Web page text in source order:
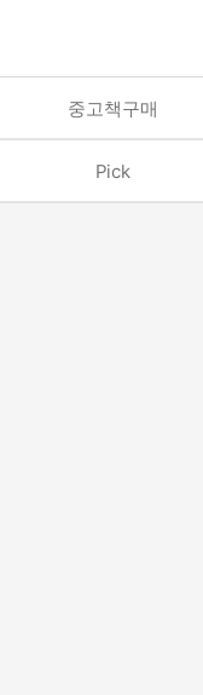
중고책구매
Pick